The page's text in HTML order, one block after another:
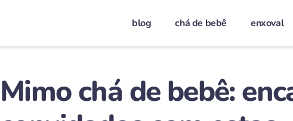
blog chá de bebê enxoval
Mimo chá de bebê: